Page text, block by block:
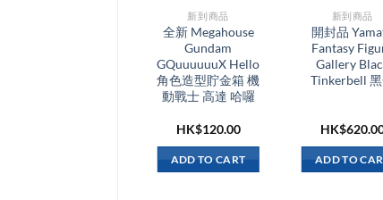
新到商品​
全新 Megahouse
Gundam
GQuuuuuuX Hello
角色造型貯金箱 機
動戰士 高達 哈囉
HK$120.00
ADD TO CART
新到商品​
開封品
Fantasy
Gallery
Tinkerbell
HK$
ADD TO